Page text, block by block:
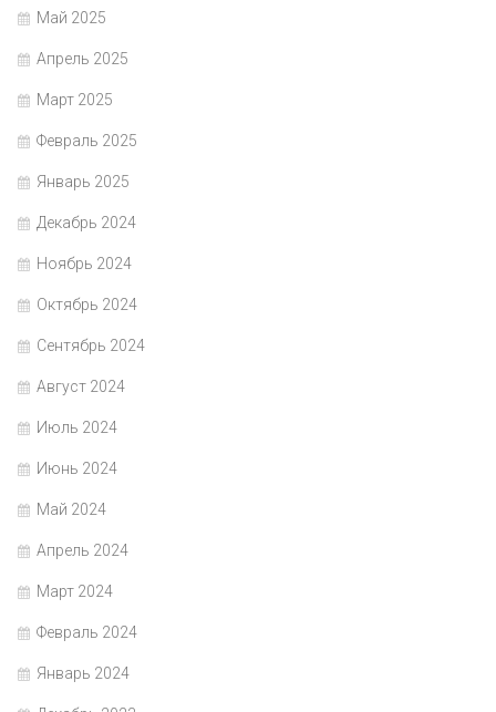
Май 2025
Апрель 2025
Март 2025
Февраль 2025
Январь 2025
Декабрь 2024
Ноябрь 2024
Октябрь 2024
Сентябрь 2024
Август 2024
Июль 2024
Июнь 2024
Май 2024
Апрель 2024
Март 2024
Февраль 2024
Январь 2024